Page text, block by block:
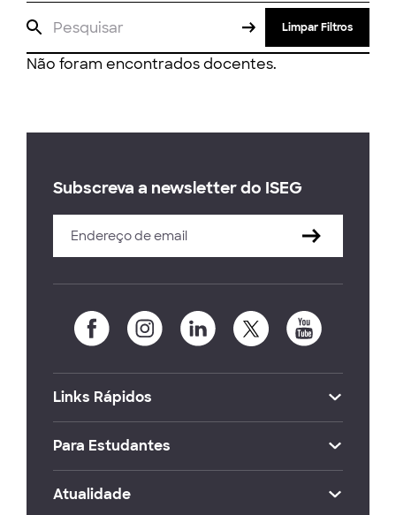
Limpar Filtros
Não foram encontrados docentes.
Subscreva a newsletter do ISEG
Links Rápidos
Para Estudantes
Atualidade